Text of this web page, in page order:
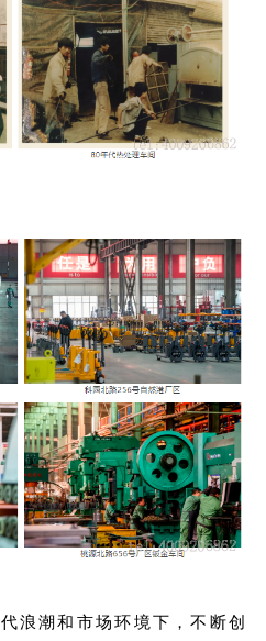
浪潮和市场环境下，不断创